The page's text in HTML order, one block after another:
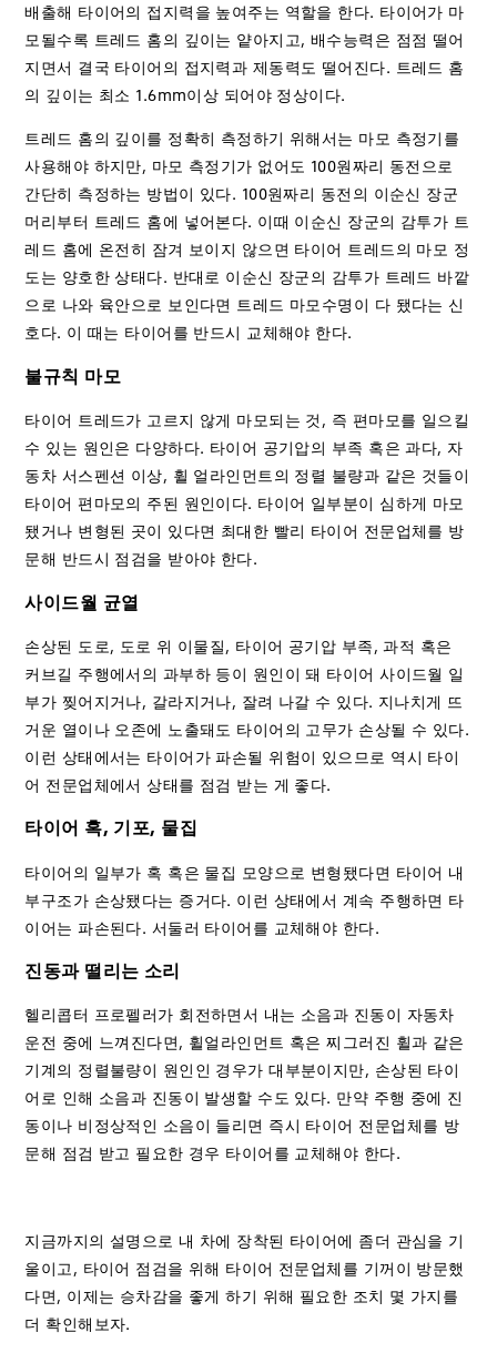
배출해 타이어의 접지력을 높여주는 역할을 한다. 타이어가 마
모될수록 트레드 홈의 깊이는 얕아지고, 배수능력은 점점 떨어
지면서 결국 타이어의 접지력과 제동력도 떨어진다. 트레드 홈
의 깊이는 최소 1.6mm이상 되어야 정상이다.
트레드 홈의 깊이를 정확히 측정하기 위해서는 마모 측정기를
사용해야 하지만, 마모 측정기가 없어도 100원짜리 동전으로
간단히 측정하는 방법이 있다. 100원짜리 동전의 이순신 장군
머리부터 트레드 홈에 넣어본다. 이때 이순신 장군의 감투가 트
레드 홈에 온전히 잠겨 보이지 않으면 타이어 트레드의 마모 정
도는 양호한 상태다. 반대로 이순신 장군의 감투가 트레드 바깥
으로 나와 육안으로 보인다면 트레드 마모수명이 다 됐다는 신
호다. 이 때는 타이어를 반드시 교체해야 한다.
불규칙 마모
타이어 트레드가 고르지 않게 마모되는 것, 즉 편마모를 일으킬
수 있는 원인은 다양하다. 타이어 공기압의 부족 혹은 과다, 자
동차 서스펜션 이상, 휠 얼라인먼트의 정렬 불량과 같은 것들이
타이어 편마모의 주된 원인이다. 타이어 일부분이 심하게 마모
됐거나 변형된 곳이 있다면 최대한 빨리 타이어 전문업체를 방
문해 반드시 점검을 받아야 한다.
사이드월 균열
손상된 도로, 도로 위 이물질, 타이어 공기압 부족, 과적 혹은
커브길 주행에서의 과부하 등이 원인이 돼 타이어 사이드월 일
부가 찢어지거나, 갈라지거나, 잘려 나갈 수 있다. 지나치게 뜨
거운 열이나 오존에 노출돼도 타이어의 고무가 손상될 수 있다.
이런 상태에서는 타이어가 파손될 위험이 있으므로 역시 타이
어 전문업체에서 상태를 점검 받는 게 좋다.
타이어 혹, 기포, 물집
타이어의 일부가 혹 혹은 물집 모양으로 변형됐다면 타이어 내
부구조가 손상됐다는 증거다. 이런 상태에서 계속 주행하면 타
이어는 파손된다. 서둘러 타이어를 교체해야 한다.
진동과 떨리는 소리
헬리콥터 프로펠러가 회전하면서 내는 소음과 진동이 자동차
운전 중에 느껴진다면, 휠얼라인먼트 혹은 찌그러진 휠과 같은
기계의 정렬불량이 원인인 경우가 대부분이지만, 손상된 타이
어로 인해 소음과 진동이 발생할 수도 있다. 만약 주행 중에 진
동이나 비정상적인 소음이 들리면 즉시 타이어 전문업체를 방
문해 점검 받고 필요한 경우 타이어를 교체해야 한다.
지금까지의 설명으로 내 차에 장착된 타이어에 좀더 관심을 기
울이고, 타이어 점검을 위해 타이어 전문업체를 기꺼이 방문했
다면, 이제는 승차감을 좋게 하기 위해 필요한 조치 몇 가지를
더 확인해보자.